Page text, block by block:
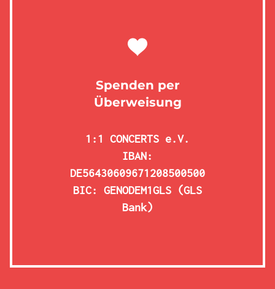
Spenden per
Überweisung
1:1 CONCERTS e.V.
IBAN:
DE56430609671208500500
BIC: GENODEM1GLS (GLS
Bank)